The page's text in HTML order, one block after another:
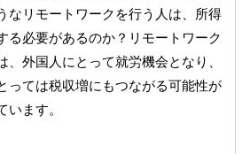
なリモートワークを行う人は、所得
る必要があるのか？リモートワーク
、外国人にとって就労機会となり、
っては税収増にもつながる可能性が
います。